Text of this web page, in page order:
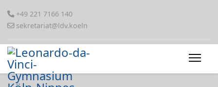
+49 221 7166 140
sekretariat@ldv.koeln